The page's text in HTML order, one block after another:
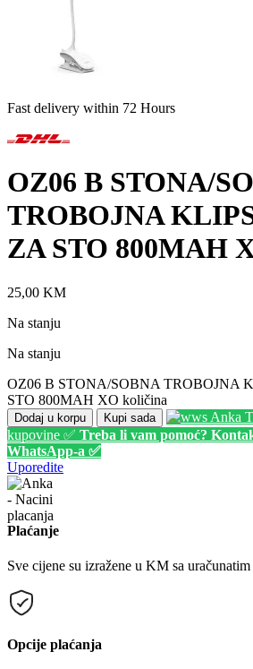
Fast delivery within 72 Hours
OZ06 B STONA/
TROBOJNA
ZA STO 800MAH
25,00 KM
Na stanju
Na stanju
OZ06 B STONA/SOBNA TROBOJNA
STO 800MAH XO količina
Dodaj u korpu Kupi sada
Anka
kupovine ✅ Treba li vam pomoć?
WhatsApp-a ✅
Uporedite
Plaćanje
Sve cijene su izražene u KM sa
Opcije plaćanja